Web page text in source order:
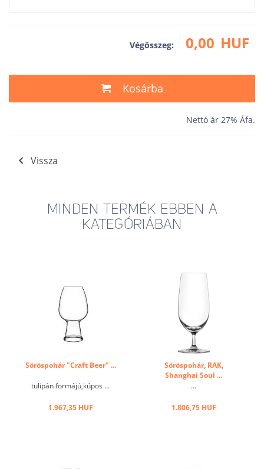
Végösszeg: 0,00 HUF
Kosárba
Nettó ár 27% Áfa.
Vissza
MINDEN TERMÉK EBBEN A
KATEGÓRIÁBAN
Söröspohár "Craft Beer" ...
tulipán formájú,kúpos ...
1.967,35 HUF
Söröspohár, RAK,
Shanghai Soul ...
...
1.806,75 HUF